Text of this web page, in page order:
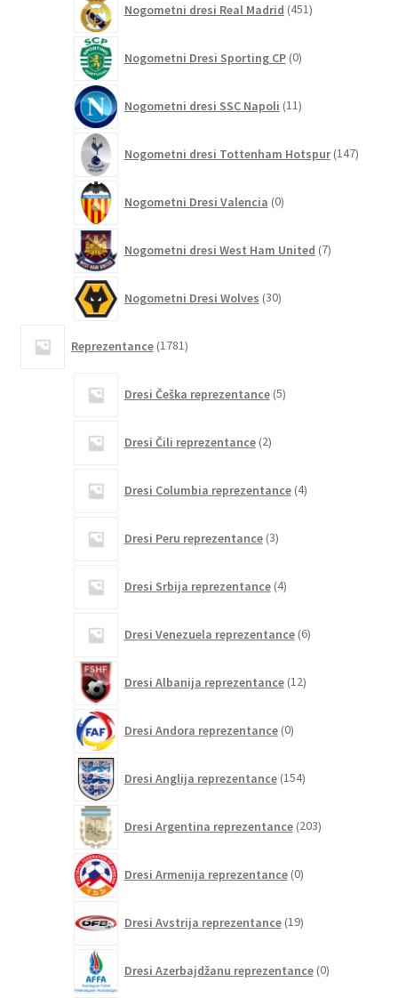
Nogometni dresi Real Madrid 451izdelkov
Nogometni Dresi Sporting CP 0izdelkov
Nogometni dresi SSC Napoli 11izdelkov
Nogometni dresi Tottenham Hotspur 147
Nogometni Dresi Valencia 0izdelkov
Nogometni dresi West Ham United 7izdelkov
Nogometni Dresi Wolves 30izdelkov
Reprezentance 1781izdelkov
Dresi Češka reprezentance 5izdelkov
Dresi Čili reprezentance 2izdelka
Dresi Columbia reprezentance 4izdelki
Dresi Peru reprezentance 3izdelki
Dresi Srbija reprezentance 4izdelki
Dresi Venezuela reprezentance 6izdelkov
Dresi Albanija reprezentance 12izdelkov
Dresi Andora reprezentance 0izdelkov
Dresi Anglija reprezentance 154izdelkov
Dresi Argentina reprezentance 203izdelki
Dresi Armenija reprezentance 0izdelkov
Dresi Avstrija reprezentance 19izdelkov
Dresi Azerbajdžanu reprezentance 0izdelkov